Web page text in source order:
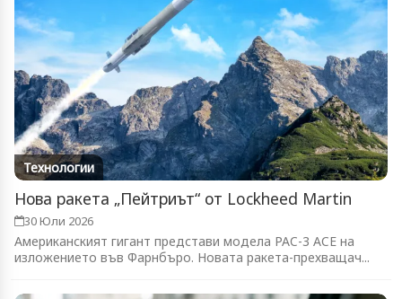
Технологии
Нова ракета „Пейтриът“ от Lockheed Martin
30 Юли 2026
Американският гигант представи модела PAC-3 ACE на
изложението във Фарнбъро. Новата ракета-прехващач...